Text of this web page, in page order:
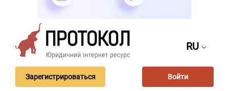
RU
Зарегистрироваться Войти